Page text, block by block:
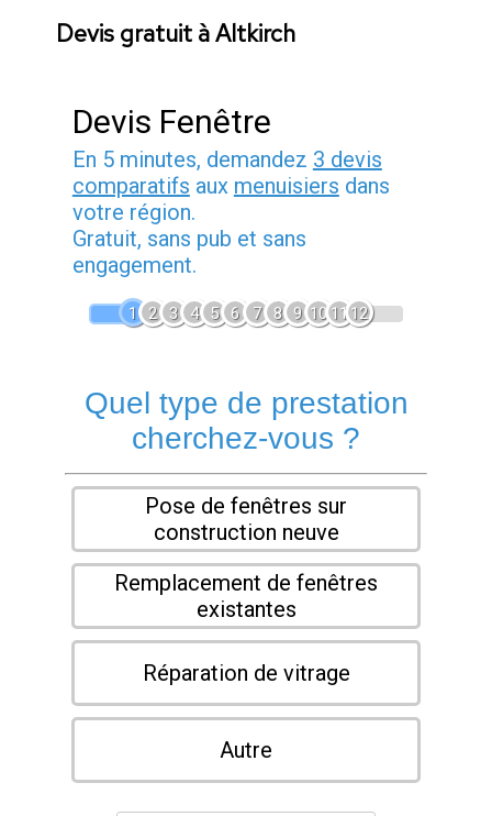
Devis gratuit à Altkirch
Devis Fenêtre
En 5 minutes, demandez 3 devis
comparatifs aux menuisiers dans
votre région.
Gratuit, sans pub et sans
engagement.
1 2 3 4 5 6 7 8 9 1011 12
Quel type de prestation
cherchez-vous ?
Pose de fenêtres sur
construction neuve
Remplacement de fenêtres
existantes
Réparation de vitrage
Autre